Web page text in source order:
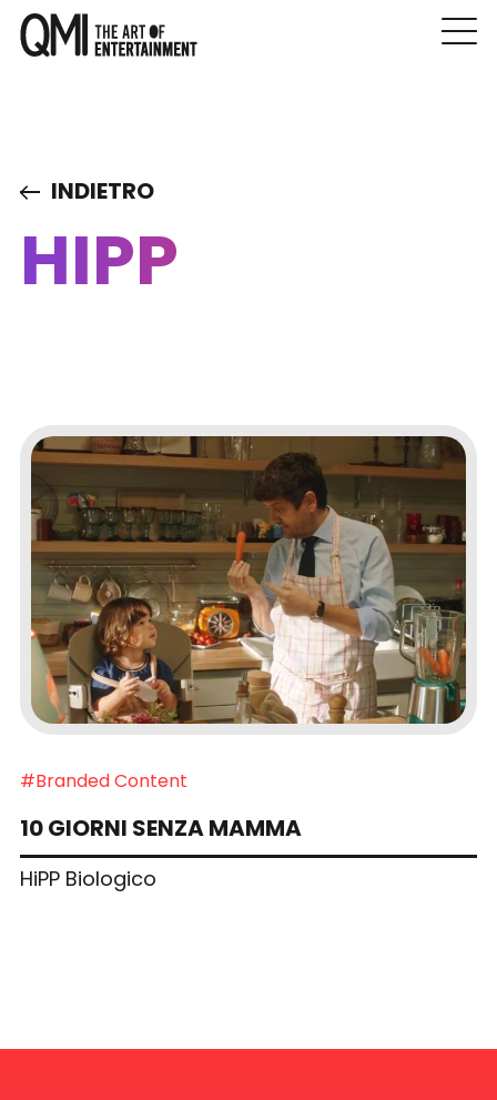
INDIETRO
HIPP
#Branded Content
10 GIORNI SENZA MAMMA
HiPP Biologico